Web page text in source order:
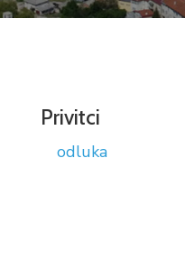
Privitci
odluka